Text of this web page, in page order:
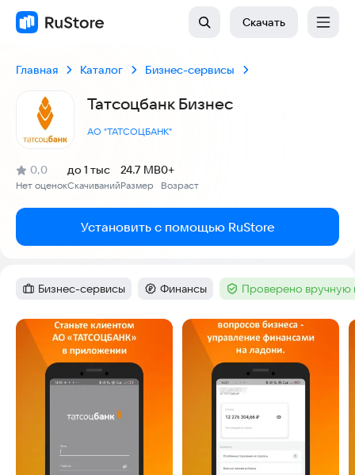
Скачать
Главная Каталог Бизнес-сервисы
Татсоцбанк Бизнес
АО "ТАТСОЦБАНК"
Рейтинг:
0,0
(
Нет оценок
)
Скачиваний
до 1 тыс
Размер
24.7 MB
Возраст
0+
Установить с помощью RuStore
Категория :
Бизнес-сервисы Категория:
Финансы Тег :Проверено вручную
Скриншоты